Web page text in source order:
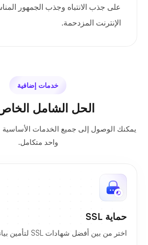
على جذب الانتباه وجذب الجمهور
الإنترنت المزدحمة.
خدمات إضافية
الحل الشامل
يمكنك الوصول إلى جميع الخدمات الأساسية
واحد متكامل.
حماية SSL
اختر من بين أفضل شهادات SSL لتأمين بيانات موقعك.